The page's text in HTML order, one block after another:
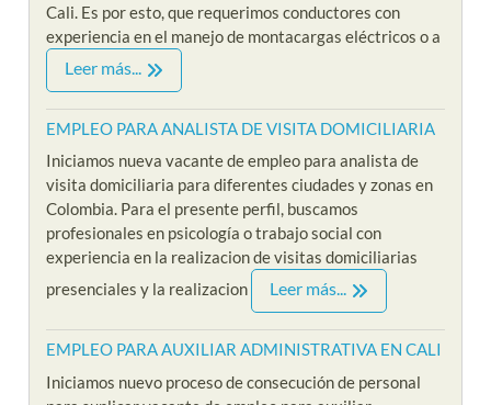
Cali. Es por esto, que requerimos conductores con
experiencia en el manejo de montacargas eléctricos o a
Leer más...
EMPLEO PARA ANALISTA DE VISITA DOMICILIARIA
Iniciamos nueva vacante de empleo para analista de
visita domiciliaria para diferentes ciudades y zonas en
Colombia. Para el presente perfil, buscamos
profesionales en psicología o trabajo social con
experiencia en la realizacion de visitas domiciliarias
presenciales y la realizacion
Leer más...
EMPLEO PARA AUXILIAR ADMINISTRATIVA EN CALI
Iniciamos nuevo proceso de consecución de personal